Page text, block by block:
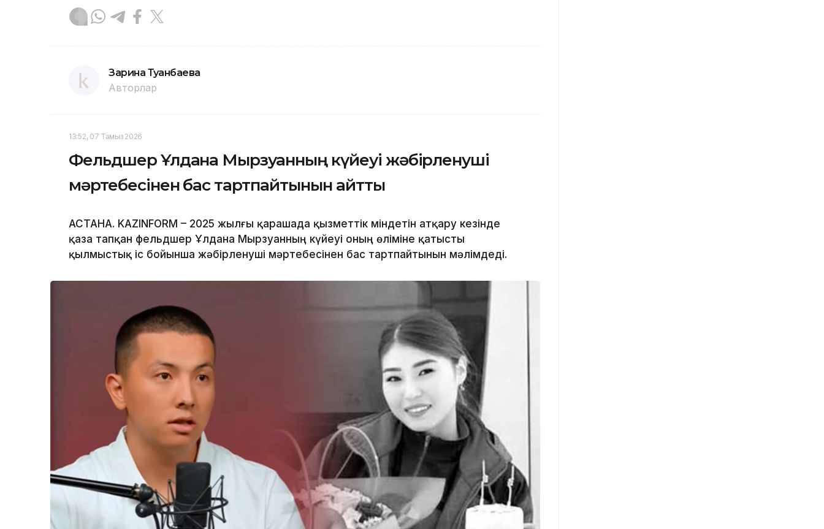
Зарина Туғанбаева
Авторлар
13:52, 07 Тамыз 2026
Фельдшер Ұлдана Мырзуанның күйеуі жәбірленуші
мәртебесінен бас тартпайтынын айтты
АСТАНА. KAZINFORM – 2025 жылғы қарашада қызметтік міндетін атқару кезінде
қаза тапқан фельдшер Ұлдана Мырзуанның күйеуі оның өліміне қатысты
қылмыстық іс бойынша жәбірленуші мәртебесінен бас тартпайтынын мәлімдеді.